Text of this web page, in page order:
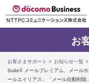
お
お客さまサポート お知らせ一覧
SuiteX メールプレミアム、メール
ールエイリアス」「メール自動削除